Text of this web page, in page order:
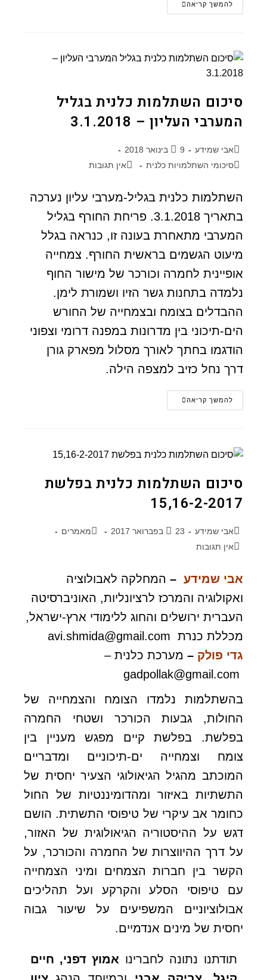
להמשך קריאה
סיכום השתלמות כלנית בגליל
המערבי העליון – 3.1.2018
אבי שמידע
9 בינואר 2018
סיכומי השתלמויות כלנית
אין תגובות
השתלמות כלנית בגליל-מערבי עליון נערכה
בתאריך 3.1.2018. פריחת החורף בגליל
המערבי מתאחרת בעונה זו, כנראה בגלל
מיעוט הגשמים בראשית החורף. צמחייה
אופיינית לחמרה וכורכר של מישור החוף
נלמדה בתחנות גשר הזיו ושמורת לימן.
ההבדלים בצומח ובצמחייה של החורש
הים-תיכוני בין מדרונות במפנה דרומי וצפוני
הודגמו בחתך לאורך מסלול מפארק גורן
דרך נחל כזיב למצפה הילה.
להמשך קריאה
סיכום השתלמות כלנית בפלשת
15,16-2-2017
אבי שמידע 23 בפברואר 2017
מאמרים
אין תגובות
אבי שמידע – המחלקה לאבולוציה
ואקולוגיה והמרכז לרציונליות, האוניברסיטה
העברית ירושלים והחוג ללימודי ארץ-ישראל,
מכללת כנרת avi.shmida@gmail.com
גדי פולק – מערכת כלנית –
gadpollak@gmail.com
בהשתלמות נלמדו הצומח והצמחייה של
החולות, גבעות הכורכר ושטחי החמרה
בפלשת. בפלשת קיים מפגש מעניין בין
צומח וצמחייה ים-תיכוניים ומדבריים
המוכתב מהגיל הגיאולוגי הצעיר יחסית של
התשתיות באיזור ומהדומיננטיות של החול
כחומר אב עיקרי של טיפוסי התשתית. הושם
דגש על ההיסטוריה הגיאולוגית של האזור,
על דרך ההיווצרות של החמרה והכורכר, על
הקשר בין חברות הצמחים ומיני הצמחייה
עם טיפוסי הסלע והקרקע ועל תהליכים
אבולוציוניים המשפיעים על שיעור גבוה
יחסית של מינים אנדמיים.
תודתנו נתונה לחברינו אמוץ דפני, חיים